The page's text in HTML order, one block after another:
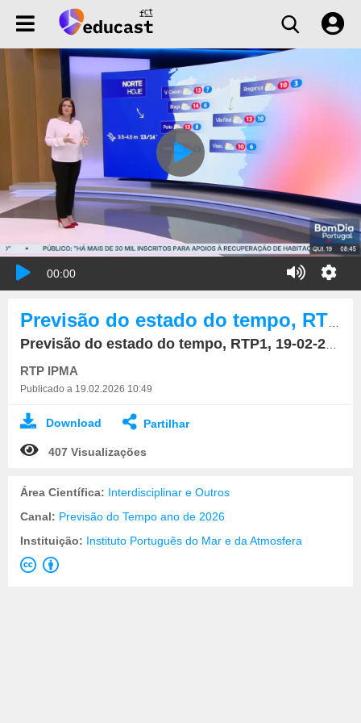
00:00
Previsão do estado do tempo, RTP1, 19-02-2026, IPMA.
RTP IPMA
Publicado a 19.02.2026 10:49
Download Partilhar
407 Visualizações
Área Científica: Interdisciplinar e Outros
Canal: Previsão do Tempo ano de 2026
Instituição: Instituto Português do Mar e da Atmosfera